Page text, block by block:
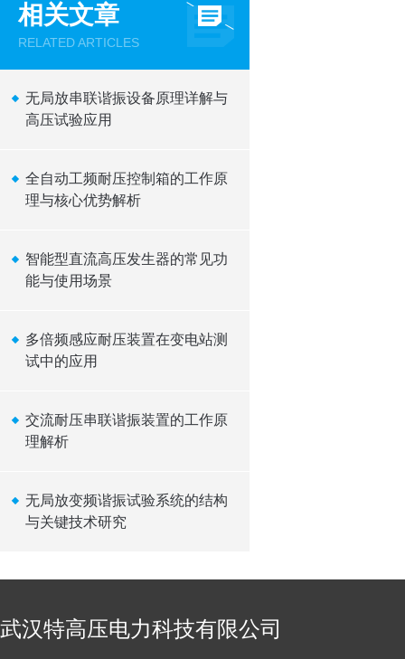
相关文章
RELATED ARTICLES
无局放串联谐振设备原理详解与
高压试验应用
全自动工频耐压控制箱的工作原
理与核心优势解析
智能型直流高压发生器的常见功
能与使用场景
多倍频感应耐压装置在变电站测
试中的应用
交流耐压串联谐振装置的工作原
理解析
无局放变频谐振试验系统的结构
与关键技术研究
武汉特高压电力科技有限公司